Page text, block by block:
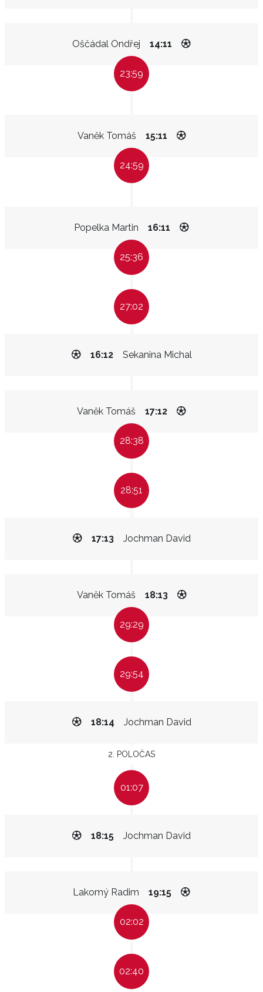
Oščádal Ondřej 14:11
23:59
Vaněk Tomáš 15:11
24:59
Popelka Martin 16:11
25:36
27:02
Sekanina Michal
16:12
Vaněk Tomáš 17:12
28:38
28:51
Jochman David
17:13
Vaněk Tomáš 18:13
29:29
29:54
Jochman David
18:14
2. POLOČAS
01:07
Jochman David
18:15
Lakomý Radim 19:15
02:02
02:40